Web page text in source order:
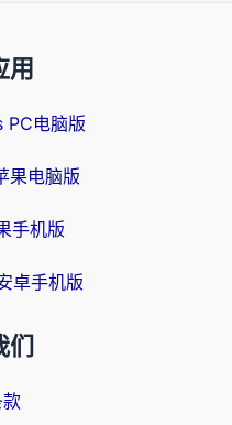
用
PC电脑版
果电脑版
手机版
卓手机版